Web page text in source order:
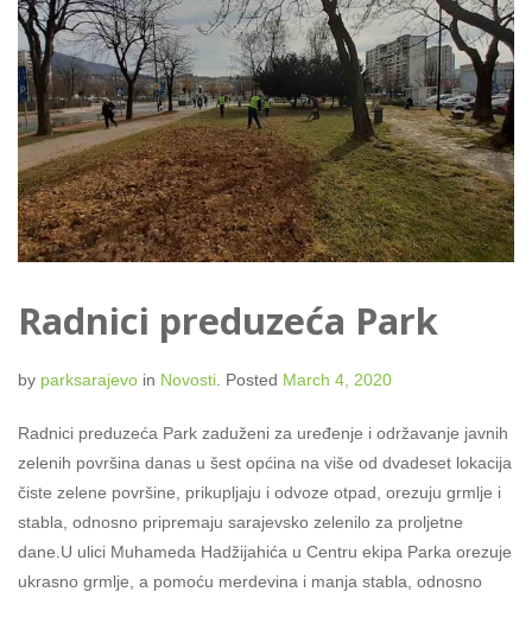
Radnici preduzeća Park
by parksarajevo in Novosti. Posted March 4, 2020
Radnici preduzeća Park zaduženi za uređenje i održavanje javnih
zelenih površina danas u šest općina na više od dvadeset lokacija
čiste zelene površine, prikupljaju i odvoze otpad, orezuju grmlje i
stabla, odnosno pripremaju sarajevsko zelenilo za proljetne
dane.U ulici Muhameda Hadžijahića u Centru ekipa Parka orezuje
ukrasno grmlje, a pomoću merdevina i manja stabla, odnosno